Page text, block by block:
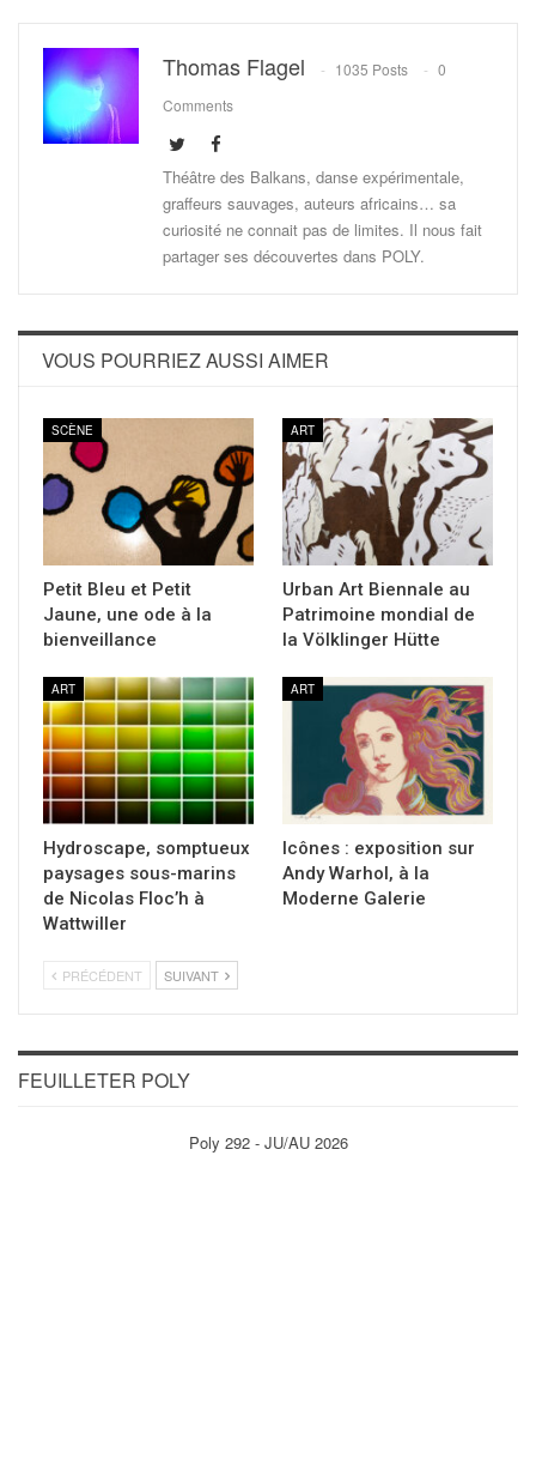
Thomas Flagel 1035 Posts
0
Comments
Théâtre des Balkans, danse expérimentale,
graffeurs sauvages, auteurs africains… sa
curiosité ne connait pas de limites. Il nous fait
partager ses découvertes dans POLY.
VOUS POURRIEZ AUSSI AIMER
SCÈNE
Petit Bleu et Petit
Jaune, une ode à la
bienveillance
ART
Urban Art Biennale au
Patrimoine mondial de
la Völklinger Hütte
ART
Hydroscape, somptueux
paysages sous-marins
de Nicolas Floc’h à
Wattwiller
ART
Icônes : exposition sur
Andy Warhol, à la
Moderne Galerie
PRÉCÉDENT SUIVANT
FEUILLETER POLY
Poly 292 - JU/AU 2026